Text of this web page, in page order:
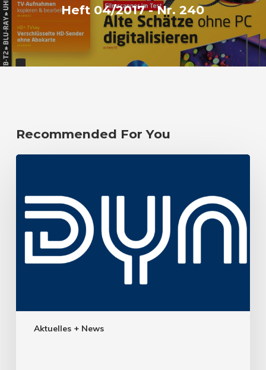
Heft 04/2017 - Nr. 240
Recommended For You
Aktuelles + News